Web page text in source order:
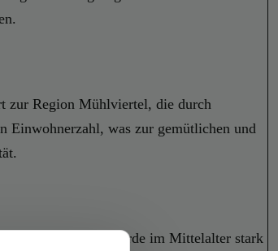
zur Region Mühlviertel, die durch
Einwohnerzahl, was zur gemütlichen und
ist. Die Gegend wurde im Mittelalter stark